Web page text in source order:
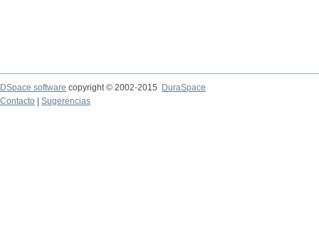
DSpace software copyright © 2002-2015
DuraSpace
Contacto
Sugerencias